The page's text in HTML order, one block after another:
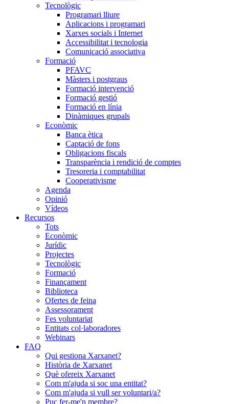
Tecnològic
Programari lliure
Aplicacions i programari
Xarxes socials i Internet
Accessibilitat i tecnologia
Comunicació associativa
Formació
PFAVC
Màsters i postgraus
Formació intervenció
Formació gestió
Formació en línia
Dinàmiques grupals
Econòmic
Banca ètica
Captació de fons
Obligacions fiscals
Transparència i rendició de comptes
Tresoreria i comptabilitat
Cooperativisme
Agenda
Opinió
Vídeos
Recursos
Tots
Econòmic
Jurídic
Projectes
Tecnològic
Formació
Finançament
Biblioteca
Ofertes de feina
Assessorament
Fes voluntariat
Entitats col·laboradores
Webinars
FAQ
Qui gestiona Xarxanet?
Història de Xarxanet
Què ofereix Xarxanet
Com m'ajuda si soc una entitat?
Com m'ajuda si vull ser voluntari/a?
Puc fer-me'n membre?